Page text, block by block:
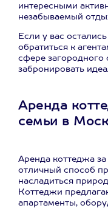
интересными
незабываемый
Если у вас
обратиться к
сфере загородного
забронировать
Аренда
семьи в
Аренда коттеджа
отличный способ
насладиться
Коттеджи
апартаменты,